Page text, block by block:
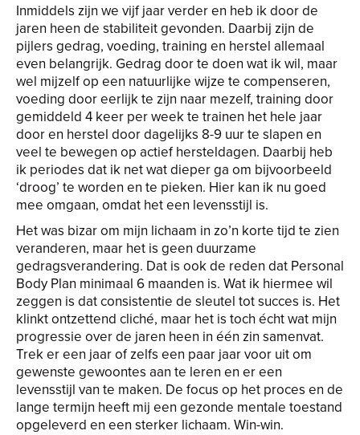
Inmiddels zijn we vijf jaar verder en heb ik door de
jaren heen de stabiliteit gevonden. Daarbij zijn de
pijlers gedrag, voeding, training en herstel allemaal
even belangrijk. Gedrag door te doen wat ik wil, maar
wel mijzelf op een natuurlijke wijze te compenseren,
voeding door eerlijk te zijn naar mezelf, training door
gemiddeld 4 keer per week te trainen het hele jaar
door en herstel door dagelijks 8-9 uur te slapen en
veel te bewegen op actief hersteldagen. Daarbij heb
ik periodes dat ik net wat dieper ga om bijvoorbeeld
‘droog’ te worden en te pieken. Hier kan ik nu goed
mee omgaan, omdat het een levensstijl is.
Het was bizar om mijn lichaam in zo’n korte tijd te zien
veranderen, maar het is geen duurzame
gedragsverandering. Dat is ook de reden dat Personal
Body Plan minimaal 6 maanden is. Wat ik hiermee wil
zeggen is dat consistentie de sleutel tot succes is. Het
klinkt ontzettend cliché, maar het is toch écht wat mijn
progressie over de jaren heen in één zin samenvat.
Trek er een jaar of zelfs een paar jaar voor uit om
gewenste gewoontes aan te leren en er een
levensstijl van te maken. De focus op het proces en de
lange termijn heeft mij een gezonde mentale toestand
opgeleverd en een sterker lichaam. Win-win.